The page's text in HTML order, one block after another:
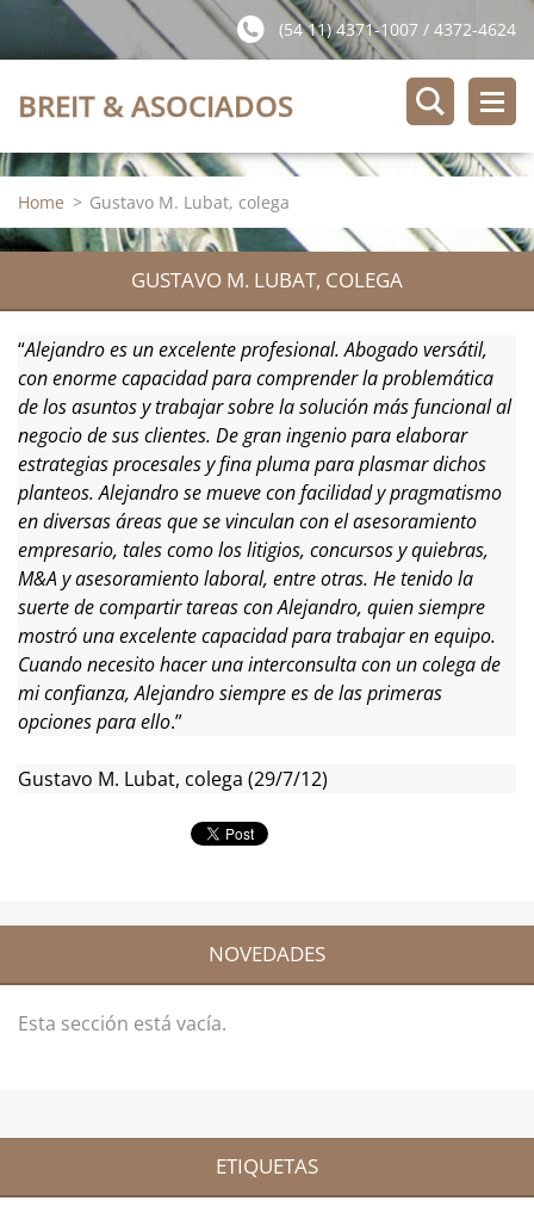
(54 11) 4371-1007 / 4372-4624
BREIT & ASOCIADOS
Home > Gustavo M. Lubat, colega
GUSTAVO M. LUBAT, COLEGA
“Alejandro es un excelente profesional. Abogado versátil,
con enorme capacidad para comprender la problemática
de los asuntos y trabajar sobre la solución más funcional al
negocio de sus clientes. De gran ingenio para elaborar
estrategias procesales y fina pluma para plasmar dichos
planteos. Alejandro se mueve con facilidad y pragmatismo
en diversas áreas que se vinculan con el asesoramiento
empresario, tales como los litigios, concursos y quiebras,
M&A y asesoramiento laboral, entre otras. He tenido la
suerte de compartir tareas con Alejandro, quien siempre
mostró una excelente capacidad para trabajar en equipo.
Cuando necesito hacer una interconsulta con un colega de
mi confianza, Alejandro siempre es de las primeras
opciones para ello.”
Gustavo M. Lubat, colega (29/7/12)
NOVEDADES
Esta sección está vacía.
ETIQUETAS